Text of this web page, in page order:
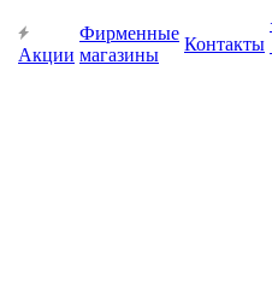
Акции
Фирменные
магазины
Контакты